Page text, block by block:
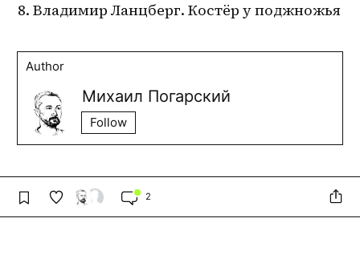
8. Владимир Ланцберг. Костёр у поджножья
Author
Михаил Погарский
Follow
2